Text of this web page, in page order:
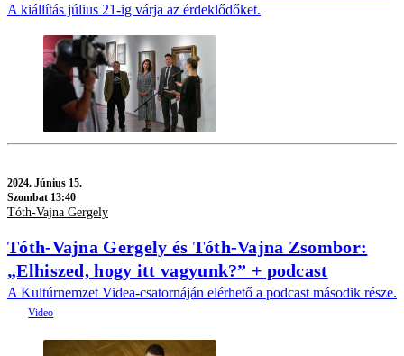
A kiállítás július 21-ig várja az érdeklődőket.
2024. Június 15.
Szombat 13:40
Tóth-Vajna Gergely
Tóth-Vajna Gergely és Tóth-Vajna Zsombor:
„Elhiszed, hogy itt vagyunk?” + podcast
A Kultúrnemzet Videa-csatornáján elérhető a podcast második része.